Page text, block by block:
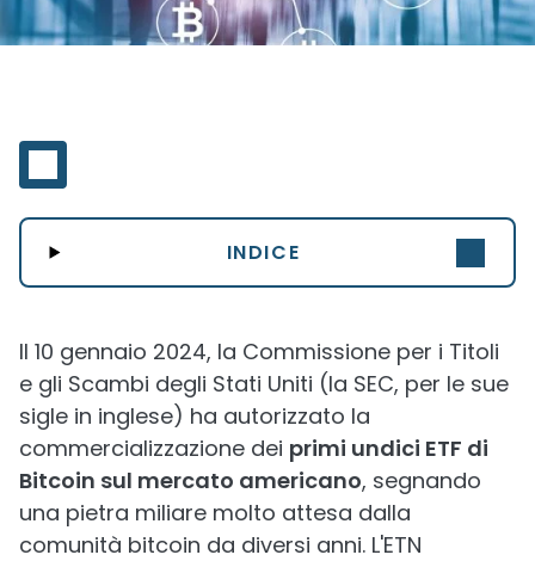
INDICE
Il 10 gennaio 2024, la Commissione per i Titoli
e gli Scambi degli Stati Uniti (la SEC, per le sue
sigle in inglese) ha autorizzato la
commercializzazione dei primi undici ETF di
Bitcoin sul mercato americano, segnando
una pietra miliare molto attesa dalla
comunità bitcoin da diversi anni. L'ETN